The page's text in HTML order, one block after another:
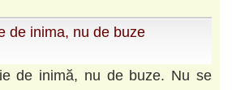
de inima, nu de buze
de inimă, nu de buze. Nu se